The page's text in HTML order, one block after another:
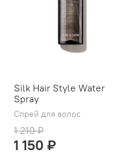
Silk Hair Style Water
Spray
Спрей для волос
1 210 ₽
1 150 ₽